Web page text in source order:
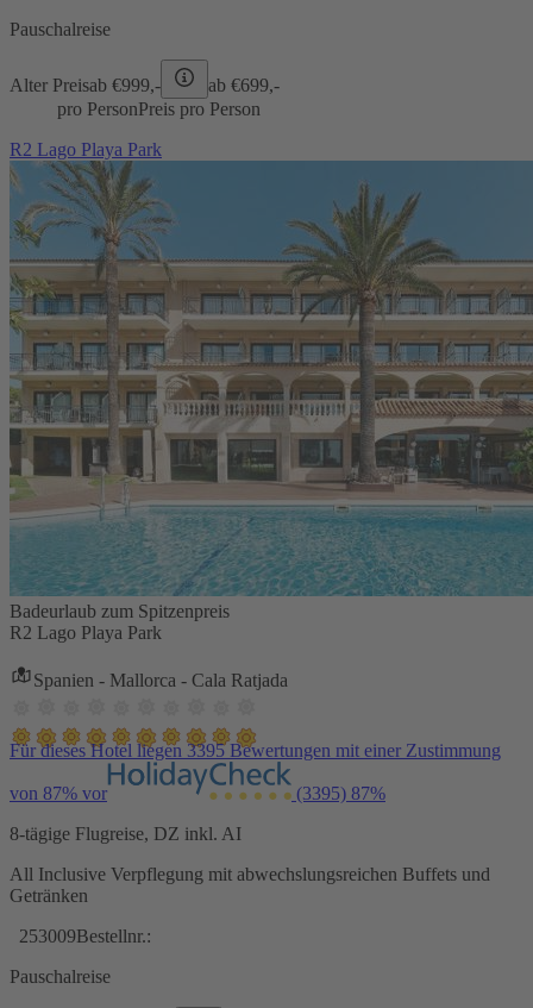
Pauschalreise
Alter Preisab €999,- ab €699,-
pro PersonPreis pro Person
R2 Lago Playa Park
Badeurlaub zum Spitzenpreis
R2 Lago Playa Park
Spanien - Mallorca - Cala Ratjada
Für dieses Hotel liegen 3395 Bewertungen mit einer Zustimmung
von 87% vor (3395) 87%
8-tägige Flugreise, DZ inkl. AI
All Inclusive Verpflegung mit abwechslungsreichen Buffets und
Getränken
253009Bestellnr.:
Pauschalreise